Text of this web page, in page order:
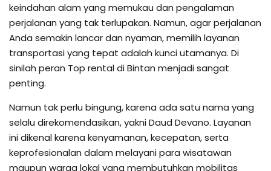
keindahan alam yang memukau dan pengalaman
perjalanan yang tak terlupakan. Namun, agar perjalanan
Anda semakin lancar dan nyaman, memilih layanan
transportasi yang tepat adalah kunci utamanya. Di
sinilah peran Top rental di Bintan menjadi sangat
penting.
Namun tak perlu bingung, karena ada satu nama yang
selalu direkomendasikan, yakni Daud Devano. Layanan
ini dikenal karena kenyamanan, kecepatan, serta
keprofesionalan dalam melayani para wisatawan
maupun warga lokal yang membutuhkan mobilitas